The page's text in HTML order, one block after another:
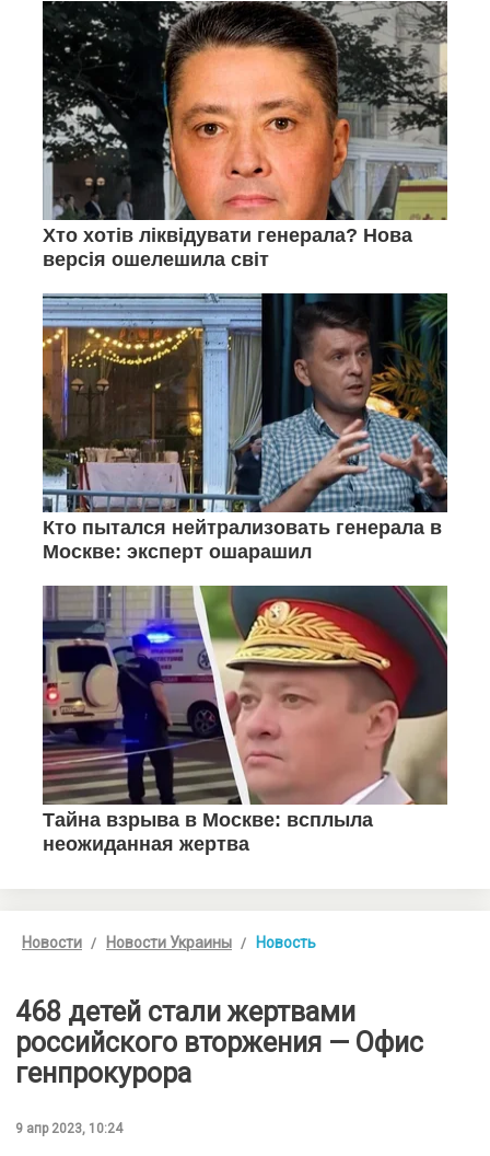
Новости Новости Украины Новость
468 детей стали жертвами
российского вторжения — Офис
генпрокурора
9 апр 2023, 10:24